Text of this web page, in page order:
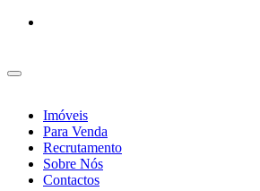
Imóveis
Para Venda
Recrutamento
Sobre Nós
Contactos